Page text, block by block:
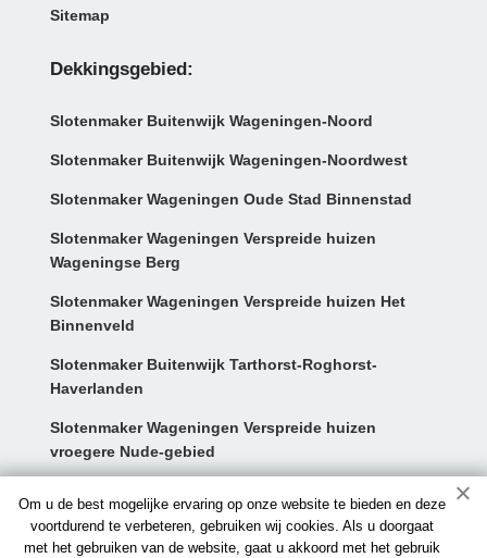
Om u de best mogelijke ervaring op onze website te bieden en deze
voortdurend te verbeteren, gebruiken wij cookies. Als u doorgaat
met het gebruiken van de website, gaat u akkoord met het gebruik
Sitemap
Dekkingsgebied:
Slotenmaker Buitenwijk Wageningen-Noord
Slotenmaker Buitenwijk Wageningen-Noordwest
Slotenmaker Wageningen Oude Stad Binnenstad
Slotenmaker Wageningen Verspreide huizen
Wageningse Berg
Slotenmaker Wageningen Verspreide huizen Het
Binnenveld
Slotenmaker Buitenwijk Tarthorst-Roghorst-
Haverlanden
Slotenmaker Wageningen Verspreide huizen
vroegere Nude-gebied
Contact: